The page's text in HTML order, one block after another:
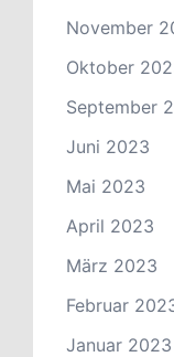
November
Oktober
September
Juni 2023
Mai 2023
April 2023
März 2023
Februar
Januar 2023